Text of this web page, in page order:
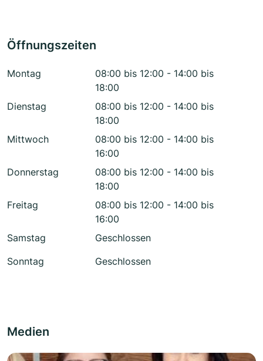
Öffnungszeiten
Montag
08:00 bis 12:00 - 14:00 bis
18:00
Dienstag
08:00 bis 12:00 - 14:00 bis
18:00
Mittwoch
08:00 bis 12:00 - 14:00 bis
16:00
Donnerstag
08:00 bis 12:00 - 14:00 bis
18:00
Freitag
08:00 bis 12:00 - 14:00 bis
16:00
Samstag
Geschlossen
Sonntag
Geschlossen
Medien